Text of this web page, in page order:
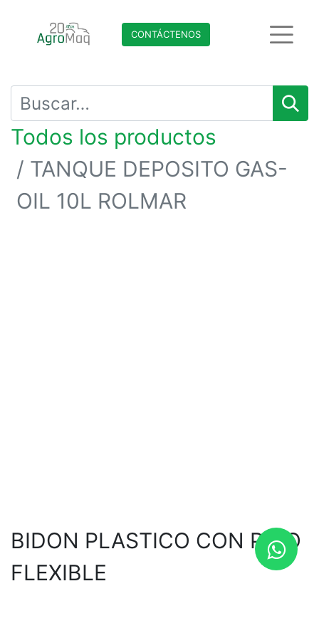
CONTÁCTENO​​​​S
Todos los productos
TANQUE DEPOSITO GAS-
OIL 10L ROLMAR
BIDON PLASTICO CON PICO
FLEXIBLE